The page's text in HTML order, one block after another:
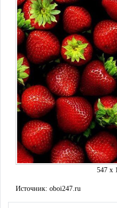
547 x
Источник: oboi247.ru